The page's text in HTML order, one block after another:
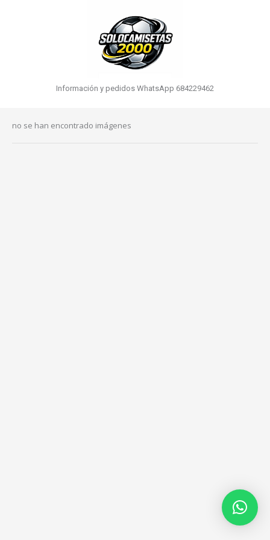
Información y pedidos WhatsApp 684229462
no se han encontrado imágenes